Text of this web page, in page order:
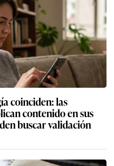
coinciden: las
contenido en sus
buscar validación